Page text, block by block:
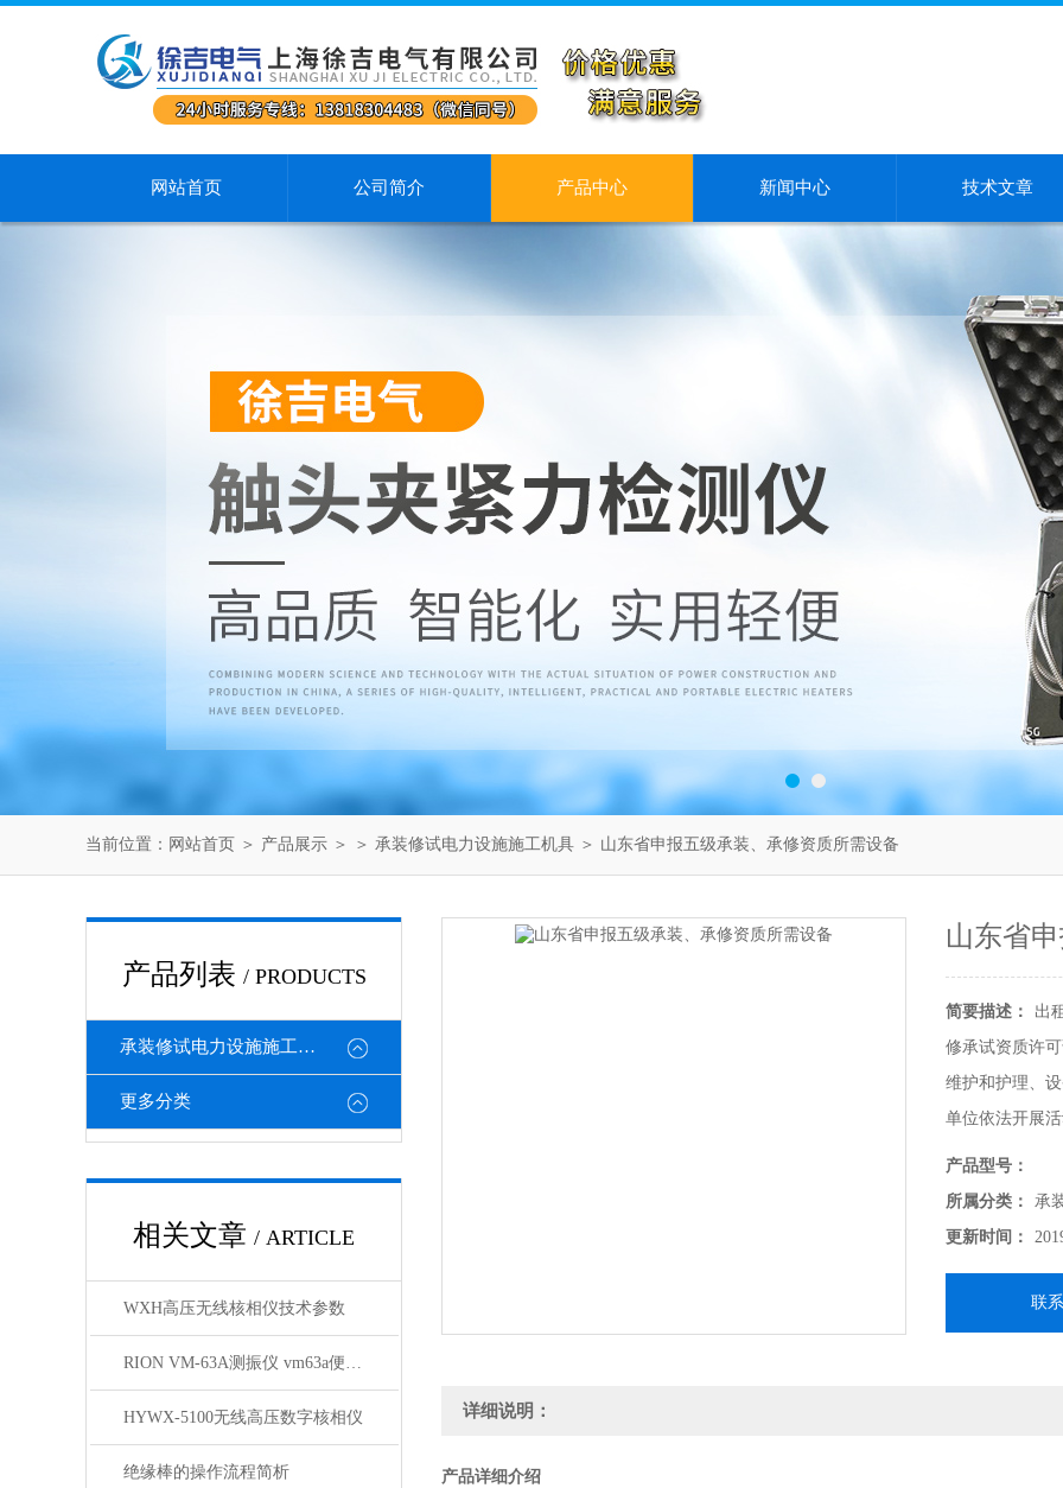
网站首页 公司简介 产品中心 新闻中心 技术文章
当前位置： 网站首页 ＞ 产品展示 ＞ ＞ 承装修试电力设施施工机具 ＞ 山东省申报五级承装、承修资质所需设备
产品列表 / PRODUCTS
承装修试电力设施施工机具
更多分类
相关文章 / ARTICLE
WXH高压无线核相仪技术参数
RION VM-63A测振仪 vm63a便携式测振仪*
HYWX-5100无线高压数字核相仪
绝缘棒的操作流程简析
山东省
简要描述：
出
修承试资质许
维护和护理、
单位依法开展活
产品型号：
所属分类：
承
更新时间：
联
详细说明：
产品详细介绍